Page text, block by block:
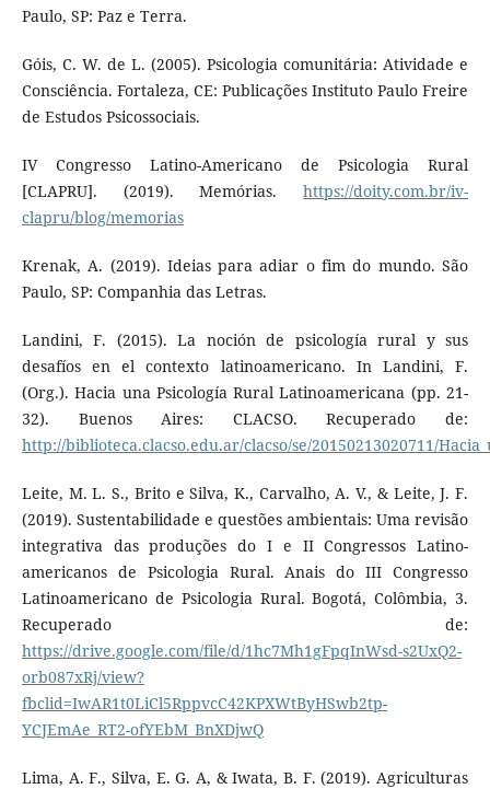
Paulo, SP: Paz e Terra.
Góis, C. W. de L. (2005). Psicologia comunitária: Atividade e
Consciência. Fortaleza, CE: Publicações Instituto Paulo Freire
de Estudos Psicossociais.
IV Congresso Latino-Americano de Psicologia Rural
[CLAPRU]. (2019). Memórias.https://doity.com.br/iv-
clapru/blog/memorias
Krenak, A. (2019). Ideias para adiar o fim do mundo. São
Paulo, SP: Companhia das Letras.
Landini, F. (2015). La noción de psicología rural y sus
desafíos en el contexto latinoamericano. In Landini, F.
(Org.). Hacia una Psicología Rural Latinoamericana (pp. 21-
32). Buenos Aires: CLACSO. Recuperado de:
http://biblioteca.clacso.edu.ar/clacso/se/20150213020711/
Leite, M. L. S., Brito e Silva, K., Carvalho, A. V., & Leite, J. F.
(2019). Sustentabilidade e questões ambientais: Uma revisão
integrativa das produções do I e II Congressos Latino-
americanos de Psicologia Rural. Anais do III Congresso
Latinoamericano de Psicologia Rural. Bogotá, Colômbia, 3.
Recuperado de:
https://drive.google.com/file/d/1hc7Mh1gFpqInWsd-s2UxQ2-
orb087xRj/view?
fbclid=IwAR1t0LiCl5RppvcC42KPXWtByHSwb2tp-
YCJEmAe_RT2-ofYEbM_BnXDjwQ
Lima, A. F., Silva, E. G. A, & Iwata, B. F. (2019). Agriculturas